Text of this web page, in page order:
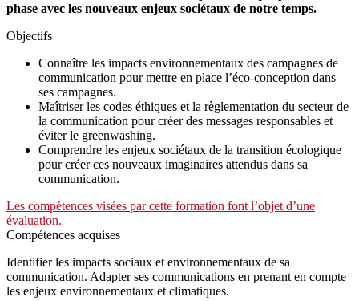
phase avec les nouveaux enjeux sociétaux de notre temps.
Objectifs
Connaître les impacts environnementaux des campagnes de
communication pour mettre en place l’éco-conception dans
ses campagnes.
Maîtriser les codes éthiques et la règlementation du secteur de
la communication pour créer des messages responsables et
éviter le greenwashing.
Comprendre les enjeux sociétaux de la transition écologique
pour créer ces nouveaux imaginaires attendus dans sa
communication.
Les compétences visées par cette formation font l’objet d’une
évaluation.
Compétences acquises
Identifier les impacts sociaux et environnementaux de sa
communication. Adapter ses communications en prenant en compte
les enjeux environnementaux et climatiques.